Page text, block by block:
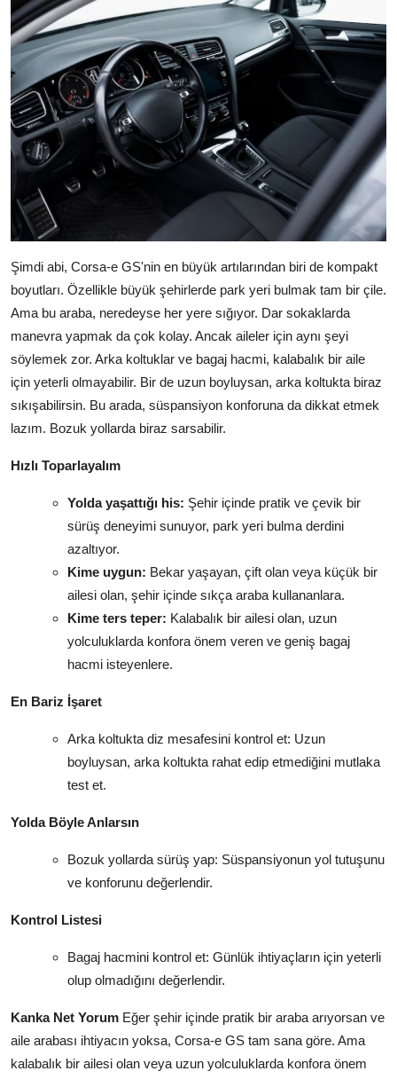
Şimdi abi, Corsa-e GS'nin en büyük artılarından biri de kompakt
boyutları. Özellikle büyük şehirlerde park yeri bulmak tam bir çile.
Ama bu araba, neredeyse her yere sığıyor. Dar sokaklarda
manevra yapmak da çok kolay. Ancak aileler için aynı şeyi
söylemek zor. Arka koltuklar ve bagaj hacmi, kalabalık bir aile
için yeterli olmayabilir. Bir de uzun boyluysan, arka koltukta biraz
sıkışabilirsin. Bu arada, süspansiyon konforuna da dikkat etmek
lazım. Bozuk yollarda biraz sarsabilir.
Hızlı Toparlayalım
Yolda yaşattığı his: Şehir içinde pratik ve çevik bir
sürüş deneyimi sunuyor, park yeri bulma derdini
azaltıyor.
Kime uygun: Bekar yaşayan, çift olan veya küçük bir
ailesi olan, şehir içinde sıkça araba kullananlara.
Kime ters teper: Kalabalık bir ailesi olan, uzun
yolculuklarda konfora önem veren ve geniş bagaj
hacmi isteyenlere.
En Bariz İşaret
Arka koltukta diz mesafesini kontrol et: Uzun
boyluysan, arka koltukta rahat edip etmediğini mutlaka
test et.
Yolda Böyle Anlarsın
Bozuk yollarda sürüş yap: Süspansiyonun yol tutuşunu
ve konforunu değerlendir.
Kontrol Listesi
Bagaj hacmini kontrol et: Günlük ihtiyaçların için yeterli
olup olmadığını değerlendir.
Kanka Net Yorum Eğer şehir içinde pratik bir araba arıyorsan ve
aile arabası ihtiyacın yoksa, Corsa-e GS tam sana göre. Ama
kalabalık bir ailesi olan veya uzun yolculuklarda konfora önem